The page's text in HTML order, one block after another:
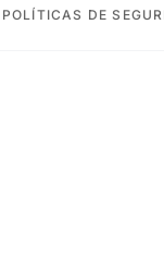
POLÍTICAS DE